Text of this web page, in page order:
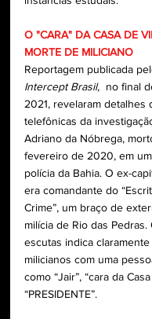
O "CARA" DA CASA DE
MORTE DE MILICIANO
Reportagem publicada
Intercept Brasil, no final
2021, revelaram detalhes
telefônicas da
Adriano da Nóbrega,
fevereiro de 2020, em
polícia da Bahia. O ex-
era comandante do
Crime”, um braço de
milícia de Rio das Pedras.
escutas indica
milicianos com uma
como “Jair”, “cara da
“PRESIDENTE”.